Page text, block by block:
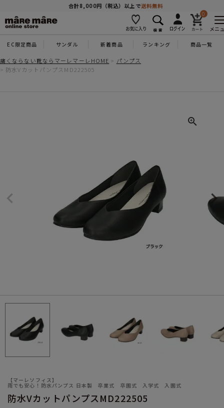
合計8,000円（税込）以上で送料無料
0
メニ
EC限定商品 サンダル 新着商品 ランキング 商品一覧
痛くならない靴ならマーレマーレHOME
パンプス
防水VカットパンプスMD222505
【マーレソフィス】
雨でも安心！防水パンプス 日本製 卒業式 卒園式 入学式 入園式
防水VカットパンプスMD222505
商品を探す
人気ワード #コンフォート #パンプス #スニーカー